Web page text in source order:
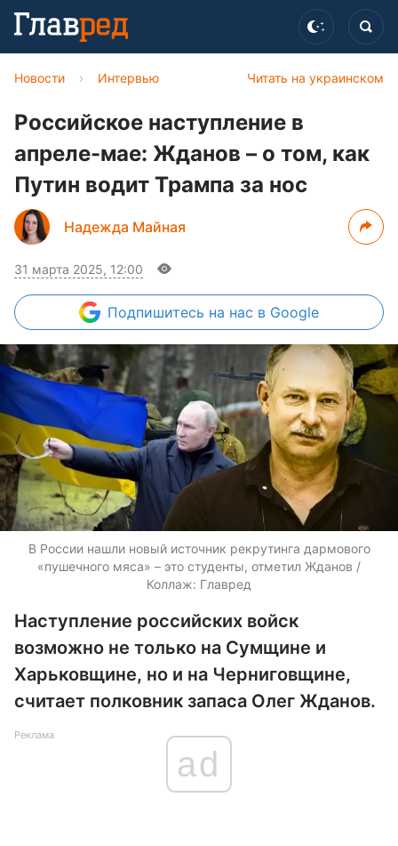
Читать на украинском
Новости › Интервью
Российское наступление в
апреле-мае: Жданов – о том, как
Путин водит Трампа за нос
Надежда Майная
31 марта 2025, 12:00
Подпишитесь на нас в Google
В России нашли новый источник рекрутинга дармового
«пушечного мяса» – это студенты, отметил Жданов /
Коллаж: Главред
Наступление российских войск
возможно не только на Сумщине и
Харьковщине, но и на Черниговщине,
считает полковник запаса Олег Жданов.
Реклама
ad